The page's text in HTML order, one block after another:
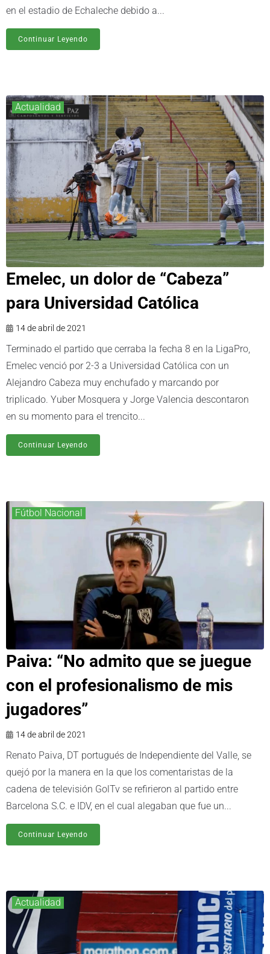
en el estadio de Echaleche debido a...
Continuar Leyendo
Actualidad
Emelec, un dolor de “Cabeza”
para Universidad Católica
14 de abril de 2021
Terminado el partido que cerraba la fecha 8 en la LigaPro,
Emelec venció por 2-3 a Universidad Católica con un
Alejandro Cabeza muy enchufado y marcando por
triplicado. Yuber Mosquera y Jorge Valencia descontaron
en su momento para el trencito...
Continuar Leyendo
Fútbol Nacional
Paiva: “No admito que se juegue
con el profesionalismo de mis
jugadores”
14 de abril de 2021
Renato Paiva, DT portugués de Independiente del Valle, se
quejó por la manera en la que los comentaristas de la
cadena de televisión GolTv se refirieron al partido entre
Barcelona S.C. e IDV, en el cual alegaban que fue un...
Continuar Leyendo
Actualidad